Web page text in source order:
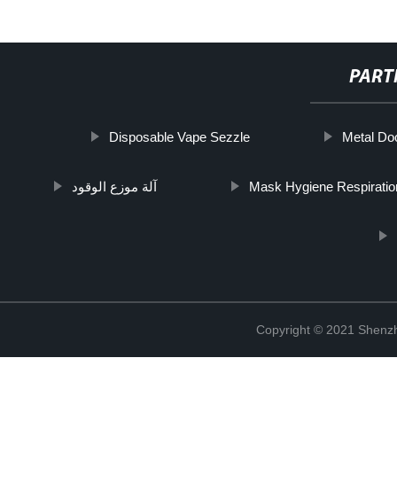
Disposable Vape Sezzle Metal
آلة موزع الوقود Mask Hygiene
Copyright © 2021